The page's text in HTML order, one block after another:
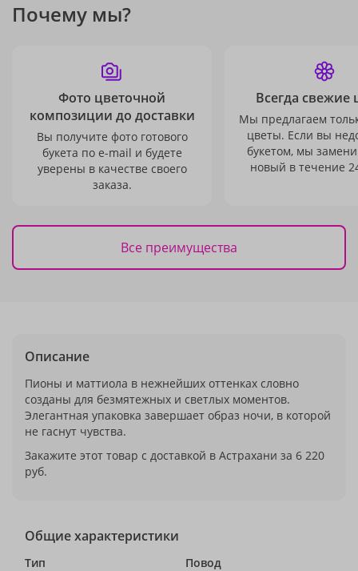
Почему мы?
Фото цветочной
композиции до доставки
Вы получите фото готового
букета по e-mail и будете
уверены в качестве своего
заказа.
Всегда свежие
Мы предлагаем
цветы. Если вы
букетом, мы
новый в течение
Все преимущества
Описание
Пионы и маттиола в нежнейших оттенках словно
созданы для безмятежных и светлых моментов.
Элегантная упаковка завершает образ ночи, в которой
не гаснут чувства.
Закажите этот товар с доставкой в Астрахани за 6 220
руб.
Общие характеристики
Тип
Повод